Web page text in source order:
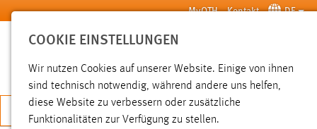
Zum Hauptinhalt springen MyOTH Kontakt DE
SUCHE
JETZT BEWERBEN
COOKIE EINSTELLUNGEN
Wir nutzen Cookies auf unserer Website. Einige von ihnen
sind technisch notwendig, während andere uns helfen,
diese Website zu verbessern oder zusätzliche
Funktionalitäten zur Verfügung zu stellen.